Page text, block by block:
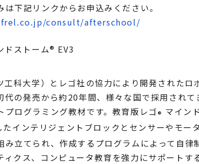
下記リンクからお申込みください。
consult/afterschool/
ストーム® EV3
科大学）とレゴ社の協力により開発されたロ
代の発売から約20年間、様々な国で採用されて
プログラミング教材です。教育版レゴ® マイン
たインテリジェントブロックとセンサーやモー
み立てられ、作成するプログラムによって自律
ィクス、コンピュータ教育を強力にサポートす